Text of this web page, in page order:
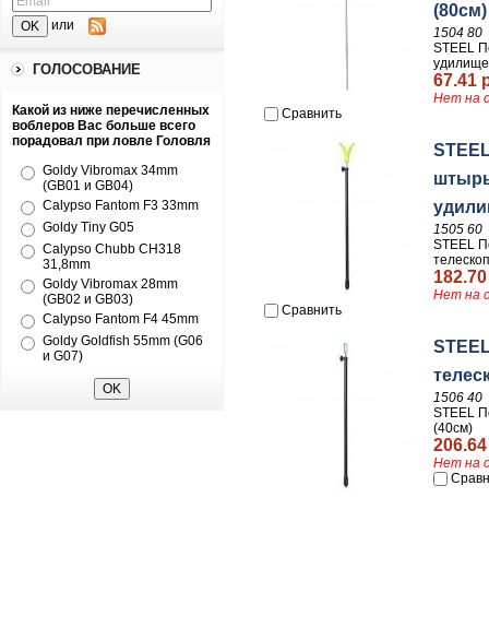
или
ГОЛОСОВАНИЕ
Какой из ниже перечисленных
воблеров Вас больше всего
порадовал при ловле Головля
Goldy Vibromax 34mm
(GB01 и GB04)
Calypso Fantom F3 33mm
Goldy Tiny G05
Calypso Chubb CH318
31,8mm
Goldy Vibromax 28mm
(GB02 и GB03)
Calypso Fantom F4 45mm
Goldy Goldfish 55mm (G06
и G07)
(80см)
1504 80
STEEL
67.41
Нет на
Сравнить
1505 60
STEEL
Нет на
Сравнить
1506 40
STEEL
(40см)
Нет на